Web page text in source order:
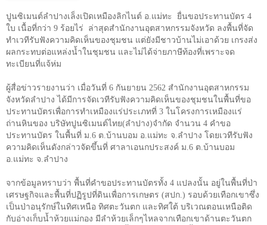
ปูนซิเมนต์ลำปางเล็งเปิดเหมืองลิกไนต์ อ.แม่ทะ ยื่นขอประทานบัตร 4
ใบ เนื้อที่กว่า 9 ร้อยไร่
ล่าสุดสำนักงานอุตสาหกรรมจังหวัด ลงพื้นที่จัด
ทำเวทีรับฟังความคิดเห็นของชุมชน แต่ยังมีชาวบ้านไม่เอาด้วย เกรงส่ง
ผลกระทบต่อแหล่งน้ำในชุมชน และไม่ได้จ่ายภาษีท้องที่เพราะจด
ทะเบียนที่แจ้ห่ม
ผู้สื่อข่าวรายงานว่า เมื่อวันที่ 6 กันยายน 2562 สำนักงานอุตสาหกรรม
จังหวัดลำปาง ได้มีการจัดเวทีรับฟังความคิดเห็นของชุมชนในพื้นที่ขอ
ประทานบัตรเพื่อการทำเหมืองแร่ประเภทที่ 3 ในโครงการเหมืองแร่
ถ่านหินของ บริษัทปูนซิเมนต์ไทย(ลำปาง)จำกัด จำนวน 4 คำขอ
ประทานบัตร ในพื้นที่ ม.6 ต.บ้านบอม อ.แม่ทะ จ.ลำปาง โดยเวทีรับฟัง
ความคิดเห็นดังกล่าวจัดขึ้นที่ ศาลาเอนกประสงค์ ม.6 ต.บ้านบอม
อ.แม่ทะ จ.ลำปาง
จากข้อมูลทราบว่า พื้นที่คำขอประทานบัตรทั้ง 4 แปลงนั้น อยู่ในพื้นที่ป่า
เศรษฐกิจและพื้นที่ปฏิรูปที่ดินเพื่อการเกษตร (สปก.) รอบด้วยเทือกเขาซึ่ง
เป็นป่าอนุรักษ์ในทิศเหนือ ทิศตะวันตก และทิศใต้ บริเวณตอนเหนือติด
กับอ่างเก็บน้ำห้วยแม่กอง มีลำห้วยเล็กๆไหลจากเทือกเขาด้านตะวันตก